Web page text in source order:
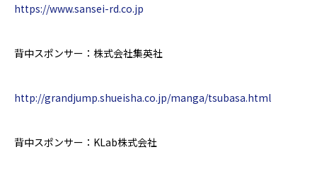
https://www.sansei-rd.co.jp
背中スポンサー：株式会社集英社
http://grandjump.shueisha.co.jp/manga/tsubasa.html
背中スポンサー： KLab株式会社